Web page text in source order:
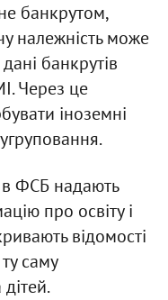
банкрутом,
належність може
банкрутів
Через це
іноземні
ФСБ надають
про освіту і
відомості
саму